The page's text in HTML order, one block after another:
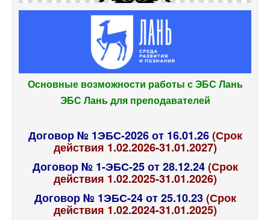
Основные возможности работы с ЭБС Лань
ЭБС Лань для преподавателей
Договор № 1ЭБС-2026 от 16.01.26 (Срок
действия 1.02.2026-31.01.2027)
Договор № 1-ЭБС-25 от 28.12.24(Срок
действия 1.02.2025-31.01.2026)
Договор № 1ЭБС-24 от 25.10.23 (Срок
действия 1.02.2024-31.01.2025)